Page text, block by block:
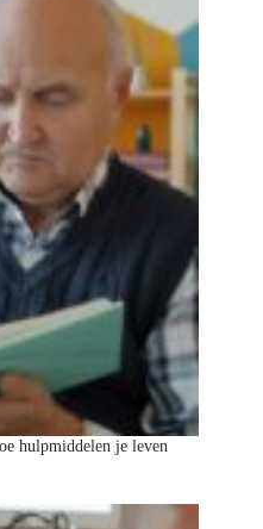
hulpmiddelen je leven